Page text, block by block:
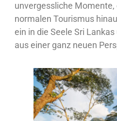
unvergessliche Momente,
normalen Tourismus
ein in die Seele Sri
aus einer ganz neuen